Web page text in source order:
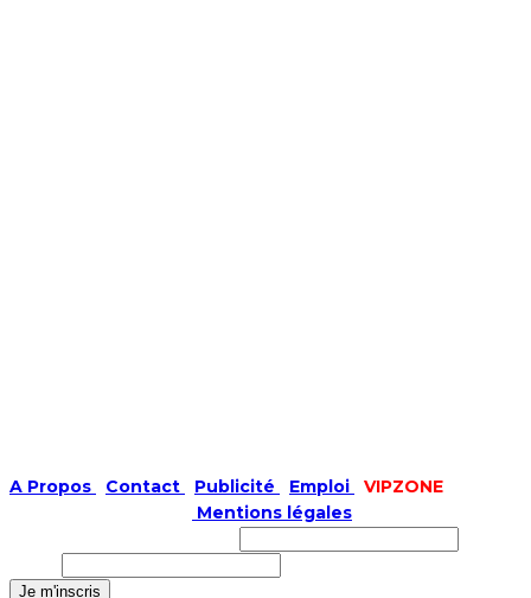
A Propos Contact Publicité Emploi
VIPZONE
Mentions légales